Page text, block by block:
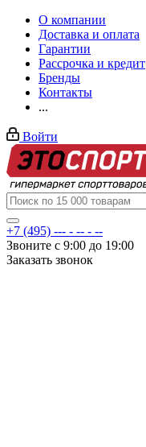
О компании
Доставка и оплата
Гарантии
Рассрочка и кредит
Бренды
Контакты
...
Войти
+7 (495) --- - -- - --
Звоните с 9:00 до 19:00
Заказать звонок